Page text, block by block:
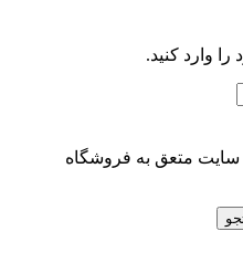
وارد کنید.
متعق به فروشگاه